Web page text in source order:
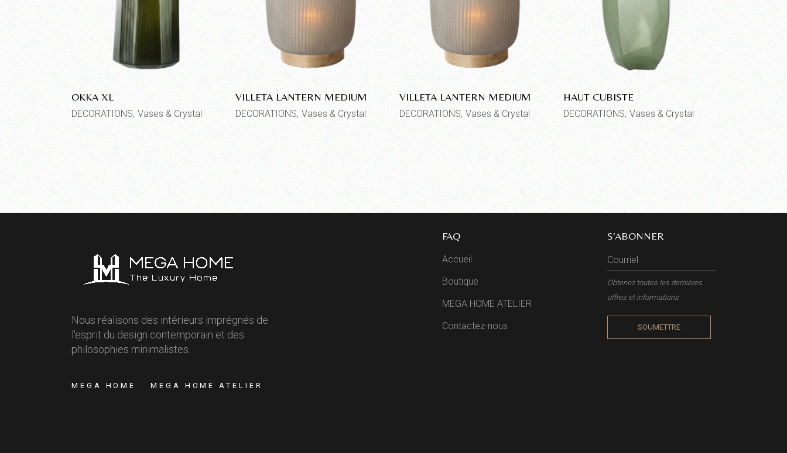
OKKA XL
DECORATIONS Vases & Crystal
VILLETA LANTERN MEDIUM
DECORATIONS Vases & Crystal
VILLETA LANTERN MEDIUM
DECORATIONS Vases & Crystal
HAUT CUBISTE
DECORATIONS Vases & Crystal
Nous réalisons des intérieurs imprégnés de
l'esprit du design contemporain et des
philosophies minimalistes.
MEGA HOME MEGA HOME ATELIER
FAQ
Accueil
Boutique
MEGA HOME ATELIER
Contactez-nous
S'ABONNER
Obtenez toutes les dernières
offres et informations
SOUMETTRE